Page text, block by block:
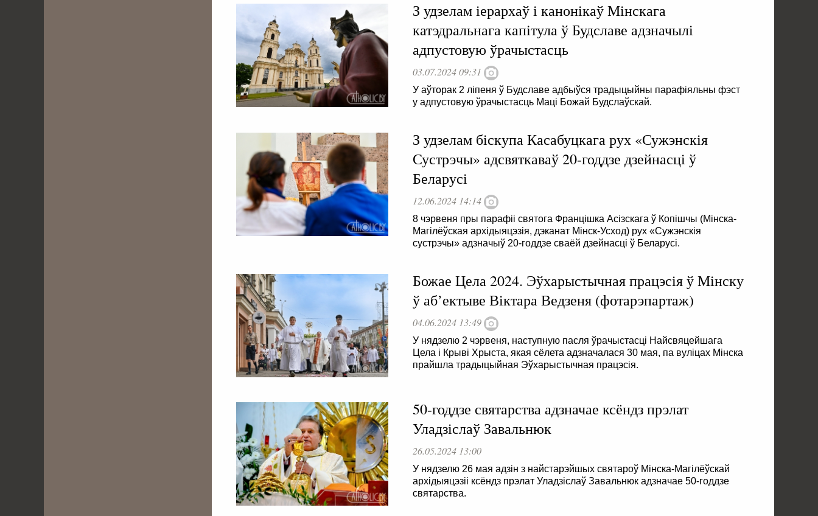
З удзелам іерархаў і канонікаў Мінскага
катэдральнага капітула ў Будславе адзначылі
адпустовую ўрачыстасць
03.07.2024 09:31
У аўторак 2 ліпеня ў Будславе адбыўся традыцыйны парафіяльны фэст
у адпустовую ўрачыстасць Маці Божай Будслаўскай.
З удзелам біскупа Касабуцкага рух «Сужэнскія
Сустрэчы» адсвяткаваў 20-годдзе дзейнасці ў
Беларусі
12.06.2024 14:14
8 чэрвеня пры парафіі святога Францішка Асізскага ў Копішчы (Мінска-
Магілёўская архідыяцэзія, дэканат Мінск-Усход) рух «Сужэнскія
сустрэчы» адзначыў 20-годдзе сваёй дзейнасці ў Беларусі.
Божае Цела 2024. Эўхарыстычная працэсія ў Мінску
ў аб’ектыве Віктара Ведзеня (фотарэпартаж)
04.06.2024 13:49
У нядзелю 2 чэрвеня, наступную пасля ўрачыстасці Найсвяцейшага
Цела і Крыві Хрыста, якая сёлета адзначалася 30 мая, па вуліцах Мінска
прайшла традыцыйная Эўхарыстычная працэсія.
50-годдзе святарства адзначае ксёндз прэлат
Уладзіслаў Завальнюк
26.05.2024 13:00
У нядзелю 26 мая адзін з найстарэйшых святароў Мінска-Магілёўскай
архідыяцэзіі ксёндз прэлат Уладзіслаў Завальнюк адзначае 50-годдзе
святарства.